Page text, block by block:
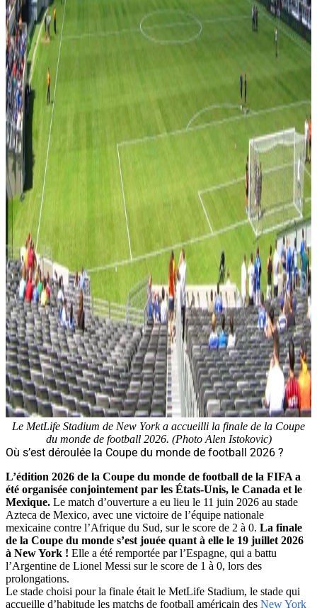
Le MetLife Stadium de New York a accueilli la finale de la Coupe
du monde de football 2026. (Photo Alen Istokovic)
Où s’est déroulée la Coupe du monde de football 2026 ?
L’édition 2026 de la Coupe du monde de football de la FIFA a
été organisée conjointement par les États-Unis, le Canada et le
Mexique. Le match d’ouverture a eu lieu le 11 juin 2026 au stade
Azteca de Mexico, avec une victoire de l’équipe nationale
mexicaine contre l’Afrique du Sud, sur le score de 2 à 0. La finale
de la Coupe du monde s’est jouée quant à elle le 19 juillet 2026
à New York ! Elle a été remportée par l’Espagne, qui a battu
l’Argentine de Lionel Messi sur le score de 1 à 0, lors des
prolongations.
Le stade choisi pour la finale était le MetLife Stadium, le stade qui
accueille d’habitude les matchs de football américain des New York